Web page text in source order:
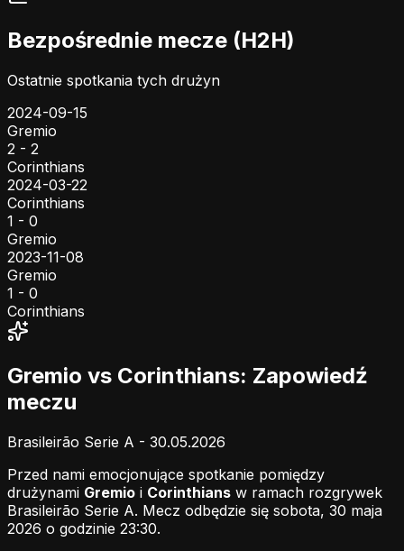
Bezpośrednie mecze (H2H)
Ostatnie spotkania tych drużyn
2024-09-15
Gremio
2 - 2
Corinthians
2024-03-22
Corinthians
1 - 0
Gremio
2023-11-08
Gremio
1 - 0
Corinthians
Gremio vs Corinthians: Zapowiedź
meczu
Brasileirão Serie A - 30.05.2026
Przed nami emocjonujące spotkanie pomiędzy
drużynami Gremio i Corinthians w ramach rozgrywek
Brasileirão Serie A. Mecz odbędzie się sobota, 30 maja
2026 o godzinie 23:30.